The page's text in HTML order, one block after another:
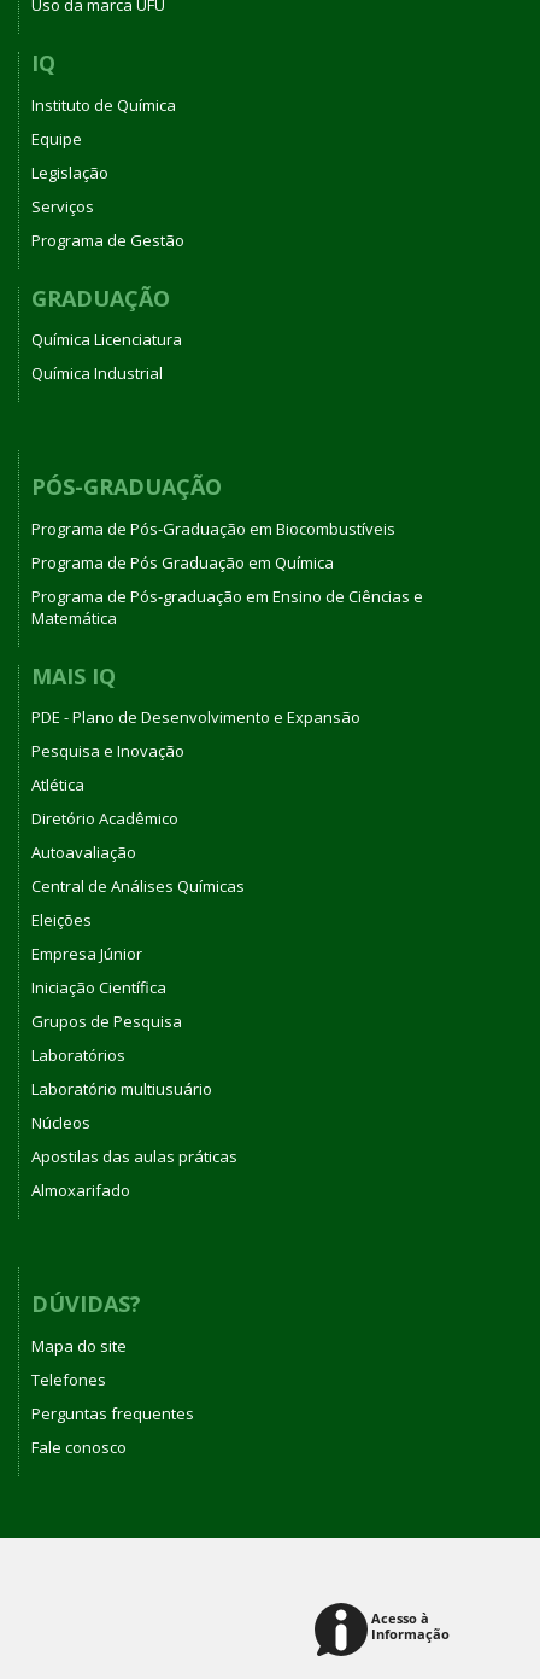
Uso da marca UFU
IQ
Instituto de Química
Equipe
Legislação
Serviços
Programa de Gestão
GRADUAÇÃO
Química Licenciatura
Química Industrial
PÓS-GRADUAÇÃO
Programa de Pós-Graduação em Biocombustíveis
Programa de Pós Graduação em Química
Programa de Pós-graduação em Ensino de Ciências e
Matemática
MAIS IQ
PDE - Plano de Desenvolvimento e Expansão
Pesquisa e Inovação
Atlética
Diretório Acadêmico
Autoavaliação
Central de Análises Químicas
Eleições
Empresa Júnior
Iniciação Científica
Grupos de Pesquisa
Laboratórios
Laboratório multiusuário
Núcleos
Apostilas das aulas práticas
Almoxarifado
DÚVIDAS?
Mapa do site
Telefones
Perguntas frequentes
Fale conosco